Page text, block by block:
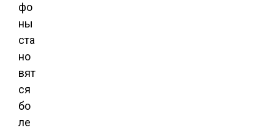
фо
ны
ста
но
вят
ся
бо
ле